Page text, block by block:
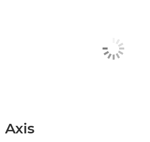
Axis